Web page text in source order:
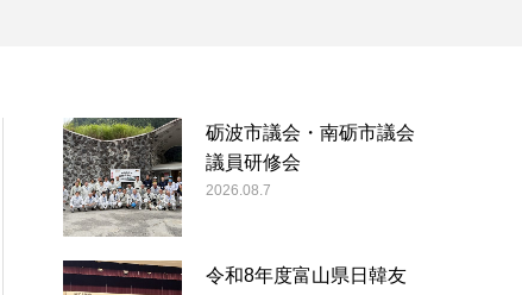
砺波市議会・南砺市議会
議員研修会
2026.08.7
令和8年度富山県日韓友